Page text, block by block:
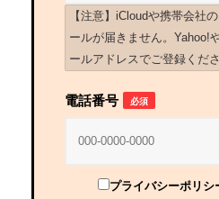
【注意】iCloudや携帯会社
ールが届きません。Yahoo!
ールアドレスでご登録くださ
電話番号 必須
プライバシーポリシ